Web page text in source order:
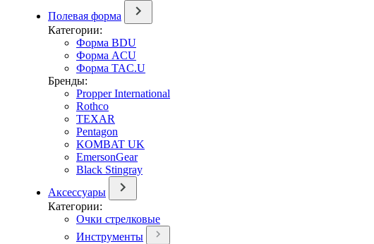
Полевая форма
Категории:
Форма BDU
Форма ACU
Форма TAC.U
Бренды:
Propper International
Rothco
TEXAR
Pentagon
KOMBAT UK
EmersonGear
Black Stingray
Аксессуары
Категории:
Очки стрелковые
Инструменты